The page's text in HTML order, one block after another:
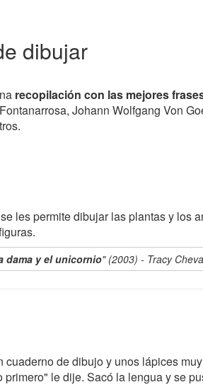
dibujar
recopilación con las mejores
Johann Wolfgang Von
les permite dibujar las plantas y los
dama y el unicornio" (2003) - Tracy
cuaderno de dibujo y unos lápices
primero" le dije. Sacó la lengua y se